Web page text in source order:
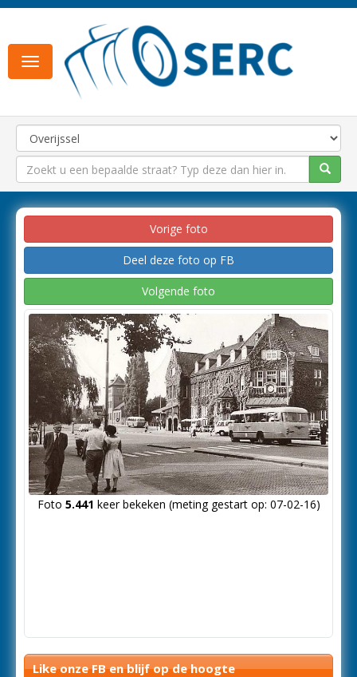
Toggle
navigation
Vorige foto
Deel deze foto op FB
Volgende foto
Foto 5.441 keer bekeken (meting gestart op: 07-02-16)
Like onze FB en blijf op de hoogte